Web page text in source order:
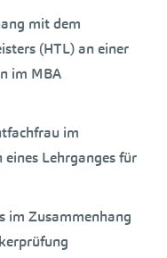
mit dem
(HTL) an einer
im MBA
im
Lehrganges für
im Zusammenhang